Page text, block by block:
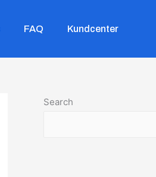
FAQ Kundcenter
Search